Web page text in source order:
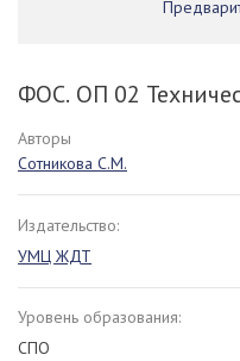
ФОС. ОП 02
Авторы
Сотникова С.М.
Издательство:
УМЦ ЖДТ
Уровень образования:
СПО